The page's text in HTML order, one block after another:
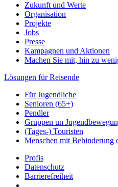
Zukunft und Werte
Organisation
Projekte
Jobs
Presse
Kampagnen und Aktionen
Machen Sie mit, hin zu
Lösungen für Reisende
Für Jugendliche
Senioren (65+)
Pendler
Gruppen un
(Tages-) Touristen
Menschen mit Behinderung
Profis
Datenschutz
Barrierefreiheit